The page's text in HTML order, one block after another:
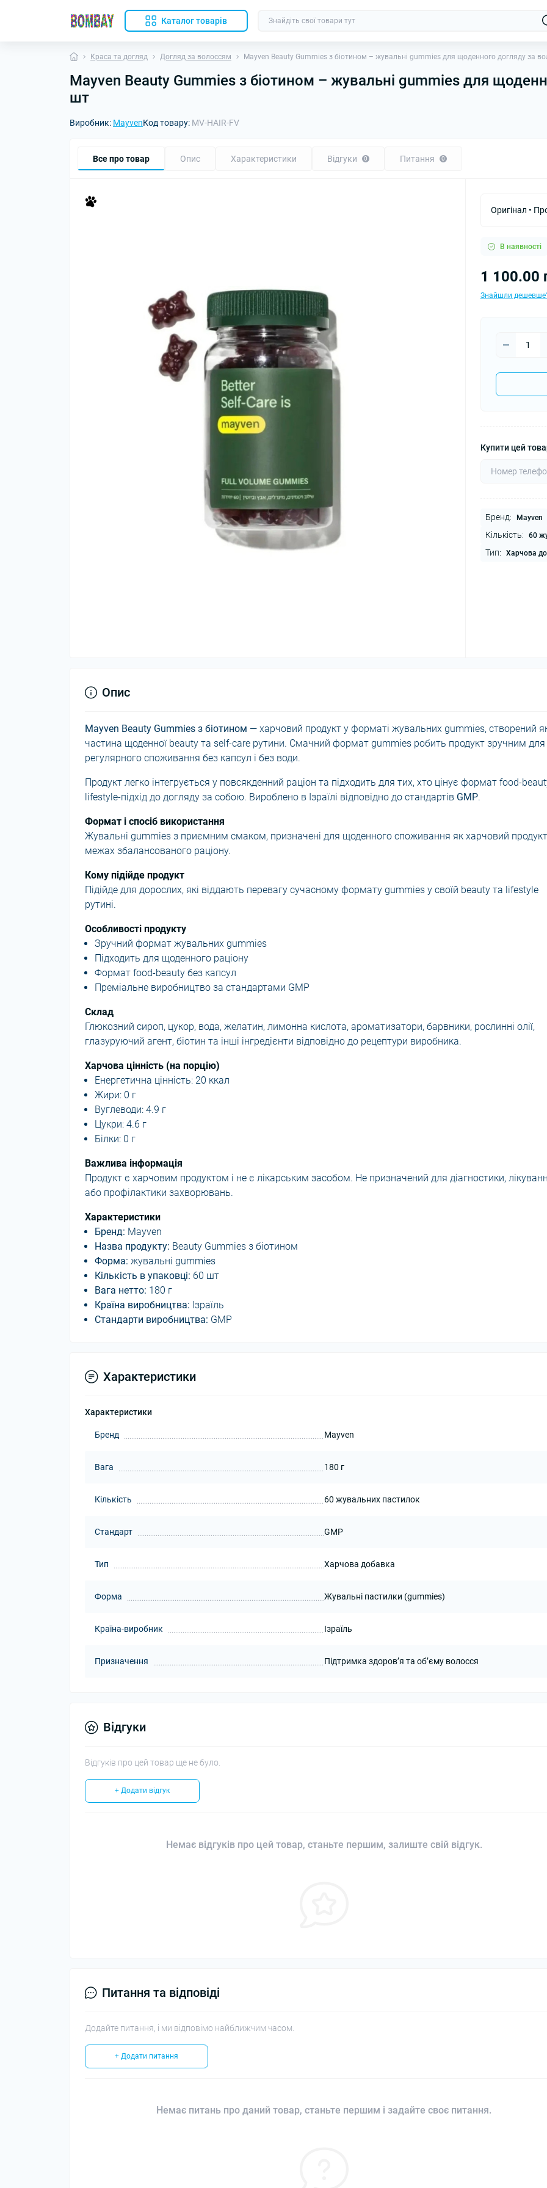
Каталог товарів
Краса та догляд Догляд за волоссям Mayven Beauty Gummies з біотином – жувальні gummies для щоденного догляду за
Mayven Beauty Gummies з біотином – жувальні gummies для
шт
Виробник: MayvenКод товару: MV-HAIR-FV
Все про товар Опис Характеристики Відгуки 0 Питання 0
Оригінал •
В наявності
1 100.00
Знайшли
Купити цей
Бренд: Mayven
Кількість: 60
Тип: Харчова
Опис
Mayven Beauty Gummies з біотином — харчовий продукт у форматі жувальних gummies, створений
частина щоденної beauty та self-care рутини. Смачний формат gummies робить продукт зручним для
регулярного споживання без капсул і без води.
Продукт легко інтегрується у повсякденний раціон та підходить для тих, хто цінує формат food-
lifestyle-підхід до догляду за собою. Вироблено в Ізраїлі відповідно до стандартів GMP.
Формат і спосіб використання
Жувальні gummies з приємним смаком, призначені для щоденного споживання як харчовий
межах збалансованого раціону.
Кому підійде продукт
Підійде для дорослих, які віддають перевагу сучасному формату gummies у своїй beauty та lifestyle
рутині.
Особливості продукту
Зручний формат жувальних gummies
Підходить для щоденного раціону
Формат food-beauty без капсул
Преміальне виробництво за стандартами GMP
Склад
Глюкозний сироп, цукор, вода, желатин, лимонна кислота, ароматизатори, барвники, рослинні олії,
глазуруючий агент, біотин та інші інгредієнти відповідно до рецептури виробника.
Харчова цінність (на порцію)
Енергетична цінність: 20 ккал
Жири: 0 г
Вуглеводи: 4.9 г
Цукри: 4.6 г
Білки: 0 г
Важлива інформація
Продукт є харчовим продуктом і не є лікарським засобом. Не призначений для діагностики,
або профілактики захворювань.
Характеристики
Бренд: Mayven
Назва продукту: Beauty Gummies з біотином
Форма: жувальні gummies
Кількість в упаковці: 60 шт
Вага нетто: 180 г
Країна виробництва: Ізраїль
Стандарти виробництва: GMP
Характеристики
Характеристики
Бренд Mayven
Вага 180 г
Кількість 60 жувальних пастилок
Стандарт GMP
Тип Харчова добавка
Форма Жувальні пастилки (gummies)
Країна-виробник Ізраїль
Призначення Підтримка здоровʼя та обʼєму волосся
Відгуки
Відгуків про цей товар ще не було.
+ Додати відгук
Немає відгуків про цей товар, станьте першим, залиште свій відгук.
Питання та відповіді
Додайте питання, і ми відповімо найближчим часом.
+ Додати питання
Немає питань про даний товар, станьте першим і задайте своє питання.